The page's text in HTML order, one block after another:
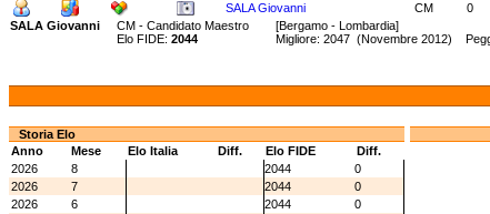
SALA Giovanni
CM 0
SALA Giovanni
CM - Candidato Maestro [Bergamo - Lombardia]
Elo FIDE: 2044 Migliore: 2047 (Novembre 2012)
Storia Elo
Anno
Mese Elo Italia Diff. Elo FIDE
Diff.
2026
8 2044
0
2026
7 2044
0
2026
6 2044
0